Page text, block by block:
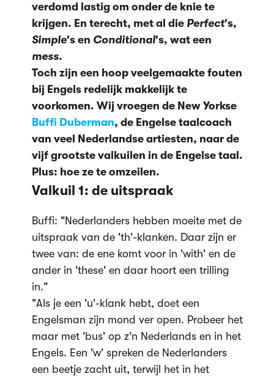
verdomd lastig om onder de knie te
krijgen. En terecht, met al die Perfect's,
Simple's en Conditional's, wat een
mess.
Toch zijn een hoop veelgemaakte fouten
bij Engels redelijk makkelijk te
voorkomen. Wij vroegen de New Yorkse
Buffi Duberman, de Engelse taalcoach
van veel Nederlandse artiesten, naar de
vijf grootste valkuilen in de Engelse taal.
Plus: hoe ze te omzeilen.
Valkuil 1: de uitspraak
Buffi: "Nederlanders hebben moeite met de
uitspraak van de 'th'-klanken. Daar zijn er
twee van: de ene komt voor in 'with' en de
ander in 'these' en daar hoort een trilling
in."
"Als je een 'u'-klank hebt, doet een
Engelsman zijn mond ver open. Probeer het
maar met 'bus' op z'n Nederlands en in het
Engels. Een 'w' spreken de Nederlanders
een beetje zacht uit, terwijl het in het